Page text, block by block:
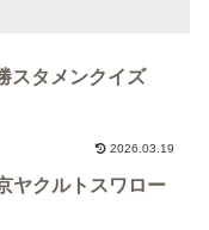
スタメンクイズ
2026.03.19
ヤクルトスワロー